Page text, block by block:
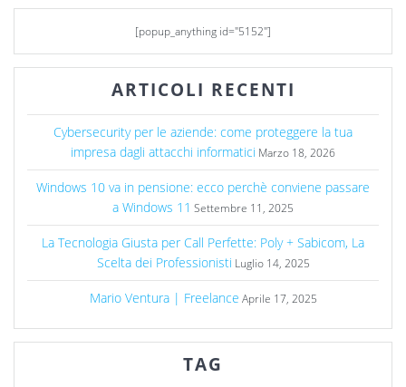
[popup_anything id="5152"]
ARTICOLI RECENTI
Cybersecurity per le aziende: come proteggere la tua
impresa dagli attacchi informatici Marzo 18, 2026
Windows 10 va in pensione: ecco perchè conviene passare
a Windows 11 Settembre 11, 2025
La Tecnologia Giusta per Call Perfette: Poly + Sabicom, La
Scelta dei Professionisti Luglio 14, 2025
Mario Ventura | Freelance Aprile 17, 2025
TAG